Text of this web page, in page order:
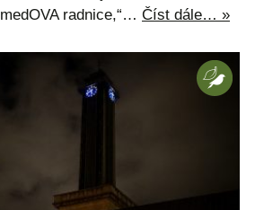
radnice,“… Číst dále… »